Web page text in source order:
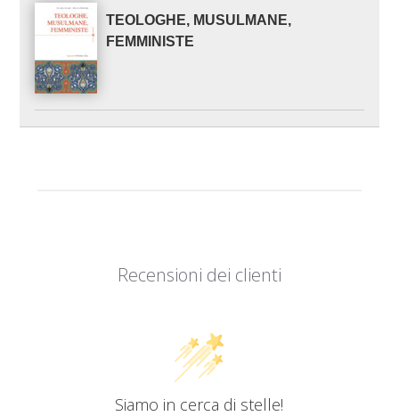
TEOLOGHE, MUSULMANE,
FEMMINISTE
Recensioni dei clienti
Siamo in cerca di stelle!